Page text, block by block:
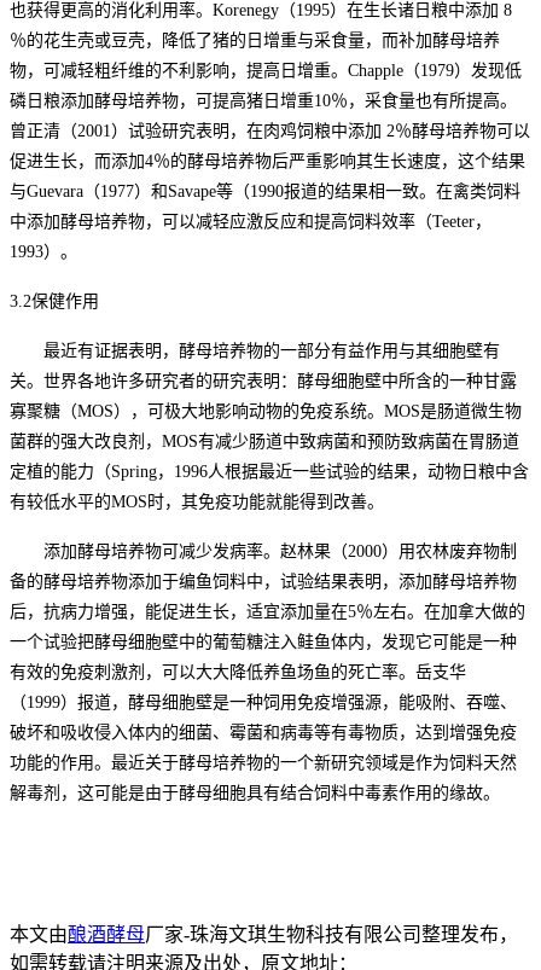
也获得更高的消化利用率。Korenegy（1995）在生长诸日粮中添加 8
％的花生壳或豆壳，降低了猪的日增重与采食量，而补加酵母培养
物，可减轻粗纤维的不利影响，提高日增重。Chapple（1979）发现低
磷日粮添加酵母培养物，可提高猪日增重10％，采食量也有所提高。
曾正清（2001）试验研究表明，在肉鸡饲粮中添加 2％酵母培养物可以
促进生长，而添加4％的酵母培养物后严重影响其生长速度，这个结果
与Guevara（1977）和Savape等（1990报道的结果相一致。在禽类饲料
中添加酵母培养物，可以减轻应激反应和提高饲料效率（Teeter，
1993）。
3.2保健作用
最近有证据表明，酵母培养物的一部分有益作用与其细胞壁有
关。世界各地许多研究者的研究表明：酵母细胞壁中所含的一种甘露
寡聚糖（MOS），可极大地影响动物的免疫系统。MOS是肠道微生物
菌群的强大改良剂，MOS有减少肠道中致病菌和预防致病菌在胃肠道
定植的能力（Spring，1996人根据最近一些试验的结果，动物日粮中含
有较低水平的MOS时，其免疫功能就能得到改善。
添加酵母培养物可减少发病率。赵林果（2000）用农林废弃物制
备的酵母培养物添加于编鱼饲料中，试验结果表明，添加酵母培养物
后，抗病力增强，能促进生长，适宜添加量在5％左右。在加拿大做的
一个试验把酵母细胞壁中的葡萄糖注入鲑鱼体内，发现它可能是一种
有效的免疫刺激剂，可以大大降低养鱼场鱼的死亡率。岳支华
（1999）报道，酵母细胞壁是一种饲用免疫增强源，能吸附、吞噬、
破坏和吸收侵入体内的细菌、霉菌和病毒等有毒物质，达到增强免疫
功能的作用。最近关于酵母培养物的一个新研究领域是作为饲料天然
解毒剂，这可能是由于酵母细胞具有结合饲料中毒素作用的缘故。
本文由酿酒酵母厂家-珠海文琪生物科技有限公司整理发布，
如需转载请注明来源及出处，原文地址：